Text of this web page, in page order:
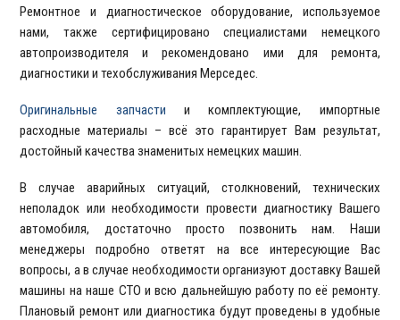
Ремонтное и диагностическое оборудование, используемое
нами, также сертифицировано специалистами немецкого
автопроизводителя и рекомендовано ими для ремонта,
диагностики и техобслуживания Мерседес.
Оригинальные запчасти и комплектующие, импортные
расходные материалы – всё это гарантирует Вам результат,
достойный качества знаменитых немецких машин.
В случае аварийных ситуаций, столкновений, технических
неполадок или необходимости провести диагностику Вашего
автомобиля, достаточно просто позвонить нам. Наши
менеджеры подробно ответят на все интересующие Вас
вопросы, а в случае необходимости организуют доставку Вашей
машины на наше СТО и всю дальнейшую работу по её ремонту.
Плановый ремонт или диагностика будут проведены в удобные